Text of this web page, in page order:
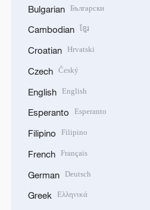
Bulgarian Български
Cambodian ខ្មែរ
Croatian Hrvatski
Czech Český
English English
Esperanto Esperanto
Filipino Filipino
French Français
German Deutsch
Greek Ελληνικά